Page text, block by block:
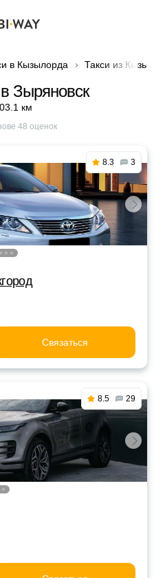
в Кызылорда Такси из
Зыряновск
км
48 оценок
8.3 3
Связаться
8.5 29